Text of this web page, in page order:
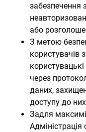
забезпечення
або
З метою
користувачів
через
даних,
доступу до них
Задля